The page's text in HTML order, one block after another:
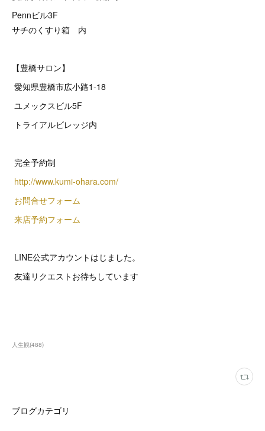
Pennビル3F
サチのくすり箱 内
【豊橋サロン】
愛知県豊橋市広小路1-18
ユメックスビル5F
トライアルビレッジ内
完全予約制
http://www.kumi-ohara.com/
お問合せフォーム
来店予約フォーム
LINE公式アカウントはじました。
友達リクエストお待ちしています
人生観(488)
ブログカテゴリ